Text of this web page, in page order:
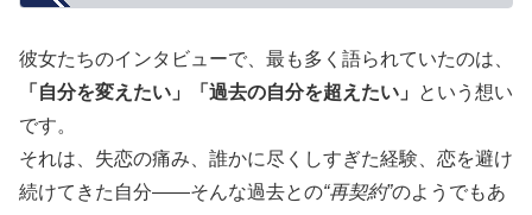
彼女たちのインタビューで、最も多く語られていたのは、
「自分を変えたい」「過去の自分を超えたい」
という想い
です。
それは、失恋の痛み、誰かに尽くしすぎた経験、恋を避け
続けてきた自分――そんな過去との“再契約”のようでもあ